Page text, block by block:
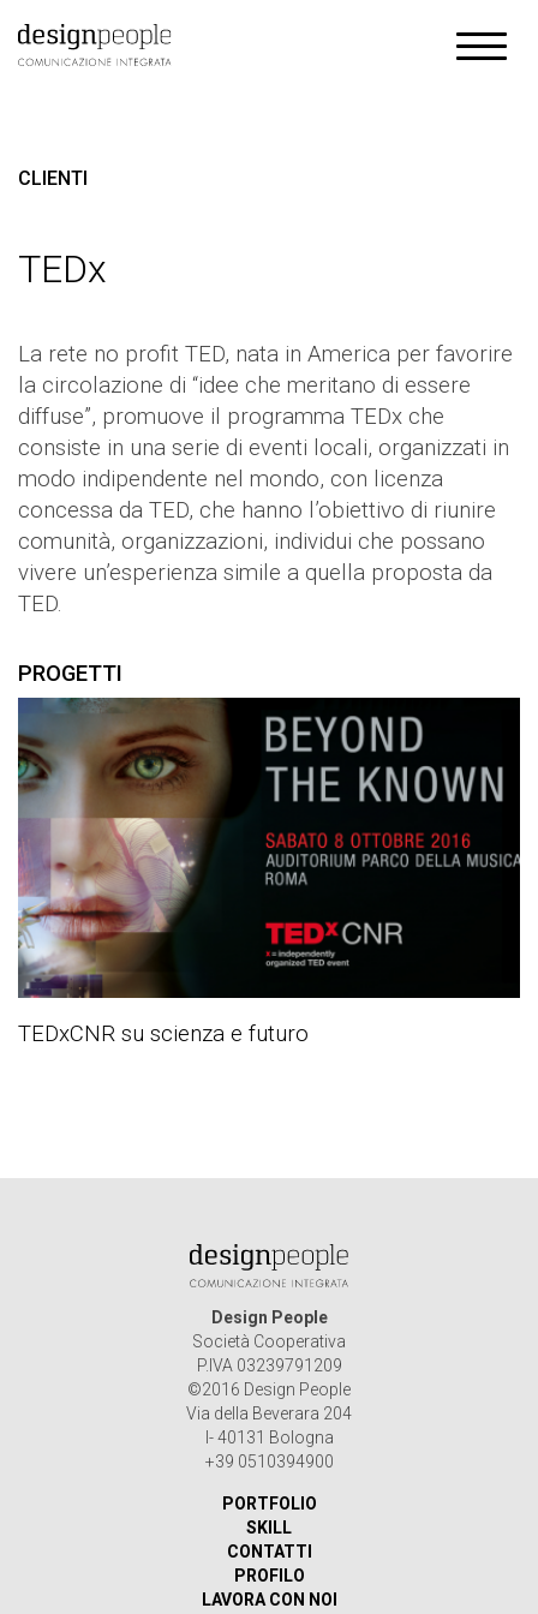
CLIENTI
TEDx
La rete no profit TED, nata in America per favorire
la circolazione di “idee che meritano di essere
diffuse”, promuove il programma TEDx che
consiste in una serie di eventi locali, organizzati in
modo indipendente nel mondo, con licenza
concessa da TED, che hanno l’obiettivo di riunire
comunità, organizzazioni, individui che possano
vivere un’esperienza simile a quella proposta da
TED.
PROGETTI
TEDxCNR su scienza e futuro
Design People
Società Cooperativa
P.IVA 03239791209
©2016 Design People
Via della Beverara 204
I- 40131 Bologna
+39 0510394900
PORTFOLIO
SKILL
CONTATTI
PROFILO
LAVORA CON NOI